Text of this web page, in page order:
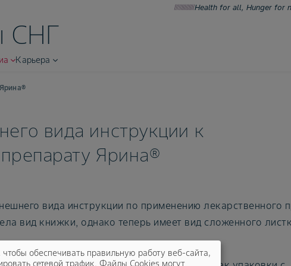
Health for all, Hunger for
СНГ
Карьера
вида инструкции к
Ярина®
вида инструкции по применению лекарственного
вид книжки, однако теперь имеет вид сложенного
обеспечивать правильную работу веб-сайта,
сетевой трафик. Файлы Cookies могут